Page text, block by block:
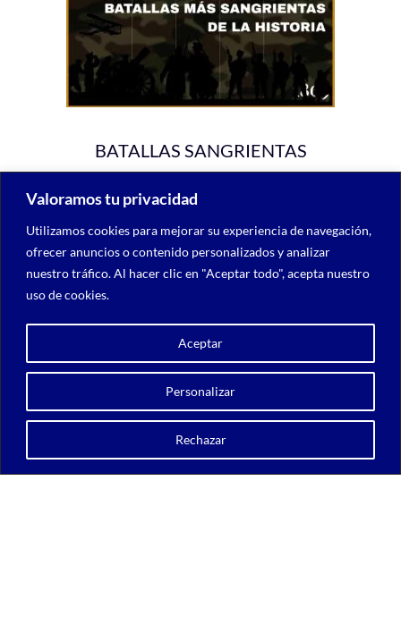
Valoramos tu privacidad
Utilizamos cookies para mejorar su experiencia de navegación,
ofrecer anuncios o contenido personalizados y analizar
nuestro tráfico. Al hacer clic en "Aceptar todo", acepta nuestro
uso de cookies.
Personalizar
Rechazar
Aceptar
BATALLAS SANGRIENTAS
Copyright © 2026 UGRAPHICS
AVISO LEGAL POLÍTICA DE COOKIES